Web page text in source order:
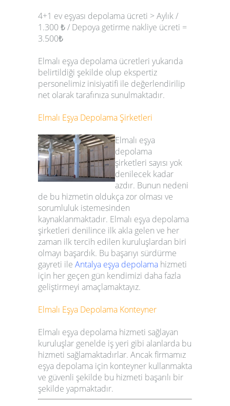
4+1 ev eşyası depolama ücreti > Aylık /
1.300 ₺ / Depoya getirme nakliye ücreti =
3.500₺
Elmalı eşya depolama ücretleri yukarıda
belirtildiği şekilde olup ekspertiz
personelimiz inisiyatifi ile değerlendirilip
net olarak tarafınıza sunulmaktadır.
Elmalı Eşya Depolama Şirketleri
Elmalı eşya
depolama
şirketleri sayısı yok
denilecek kadar
azdır. Bunun nedeni
de bu hizmetin oldukça zor olması ve
sorumluluk istemesinden
kaynaklanmaktadır. Elmalı eşya depolama
şirketleri denilince ilk akla gelen ve her
zaman ilk tercih edilen kuruluşlardan biri
olmayı başardık. Bu başarıyı sürdürme
gayreti ile Antalya eşya depolama hizmeti
için her geçen gün kendimizi daha fazla
geliştirmeyi amaçlamaktayız.
Elmalı Eşya Depolama Konteyner
Elmalı eşya depolama hizmeti sağlayan
kuruluşlar genelde iş yeri gibi alanlarda bu
hizmeti sağlamaktadırlar. Ancak firmamız
eşya depolama için konteyner kullanmakta
ve güvenli şekilde bu hizmeti başarılı bir
şekilde yapmaktadır.